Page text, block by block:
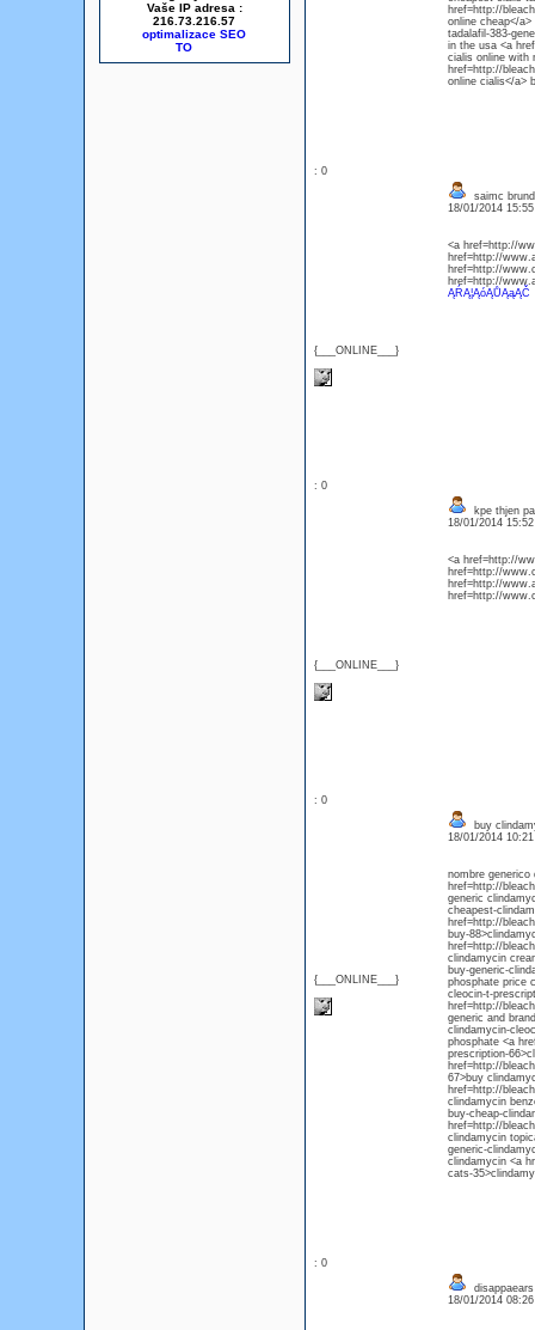
Vaše IP adresa :
216.73.216.57
optimalizace SEO
href=http://
online cheap</
tadalafil-383-
in the usa <a
cialis online with
href=http://
online cialis</a>
: 0
{___ONLINE___}
saimc
18/01/2014
<a href=http://
href=http://
href=http://
href=http://
ĄŔĄ¦ĄóĄŮĄąĄČ
: 0
{___ONLINE___}
kpe thjen
18/01/2014
<a href=http://
href=http://
href=http://
href=http://
: 0
{___ONLINE___}
buy
18/01/2014
nombre generico
href=http://
generic
cheapest-
href=http://
buy-
href=http://
clindamycin
buy-generic-
phosphate price
cleocin-t-
href=http://
generic and
clindamycin-
phosphate <a
prescription-
href=http://
67>buy
href=http://
clindamycin
buy-cheap-
href=http://
clindamycin
generic-
clindamycin <a
cats-
: 0
18/01/2014